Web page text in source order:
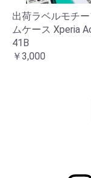
出荷ラベルモチ
ムケース Xperia
41B
￥3,000